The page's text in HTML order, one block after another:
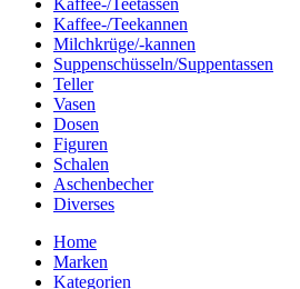
Kaffee-/Teetassen
Kaffee-/Teekannen
Milchkrüge/-kannen
Suppenschüsseln/Suppentassen
Teller
Vasen
Dosen
Figuren
Schalen
Aschenbecher
Diverses
Home
Marken
Kategorien